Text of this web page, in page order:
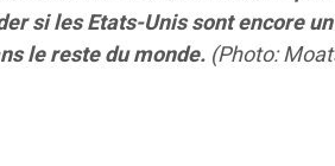
si les Etats-Unis sont encore un
le reste du monde. (Photo: